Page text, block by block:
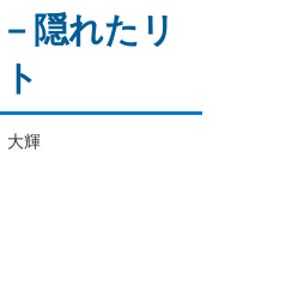
隠れたリ
大輝